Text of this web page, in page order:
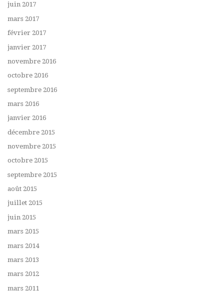
juin 2017
mars 2017
février 2017
janvier 2017
novembre 2016
octobre 2016
septembre 2016
mars 2016
janvier 2016
décembre 2015
novembre 2015
octobre 2015
septembre 2015
août 2015
juillet 2015
juin 2015
mars 2015
mars 2014
mars 2013
mars 2012
mars 2011